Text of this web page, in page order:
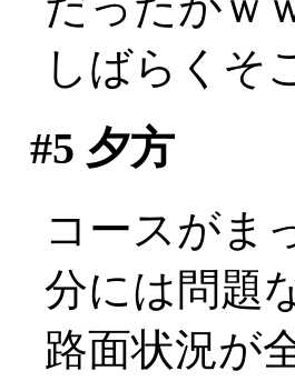
しばらくそ
#5 夕方
コースがま
分には問題
路面状況が